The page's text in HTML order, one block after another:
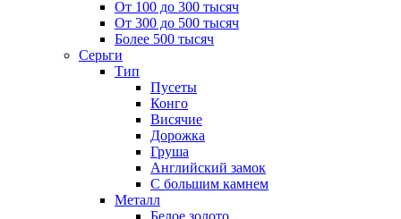
От 100 до 300 тысяч
От 300 до 500 тысяч
Более 500 тысяч
Серьги
Тип
Пусеты
Конго
Висячие
Дорожка
Груша
Английский замок
С большим камнем
Металл
Белое золото